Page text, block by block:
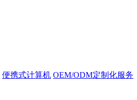
便携式计算机 OEM/ODM定制化服务